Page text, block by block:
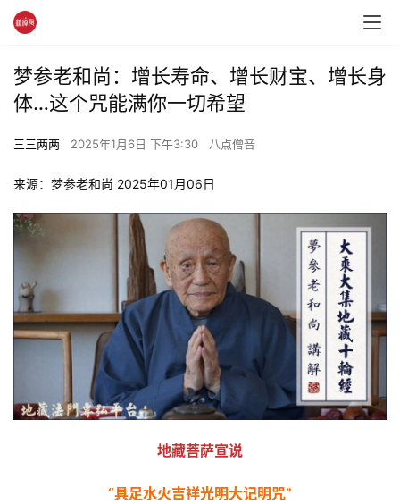
梦参老和尚：增长寿命、增长财宝、增长身
体…这个咒能满你一切希望
三三两两 2025年1月6日 下午3:30 八点僧音
来源：梦参老和尚 2025年01月06日
地藏菩萨宣说
“具足水火吉祥光明大记明咒”